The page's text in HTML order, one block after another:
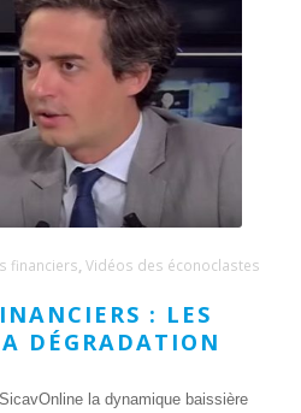
financiers,Vidéos des éconoclastes
: LES
DÉGRADATION
la dynamique baissière